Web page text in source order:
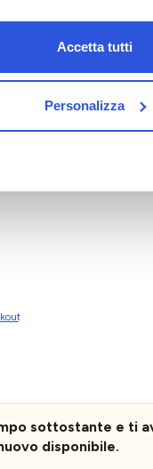
Accetta tutti
Personalizza
vet&pet
sottostante e ti
disponibile.